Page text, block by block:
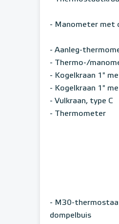
- Manometer met
- Aanleg-
- Thermo-/
- Kogelkraan 1"
- Kogelkraan 1"
- Vulkraan, type C
- Thermometer
- M30-
dompelbuis